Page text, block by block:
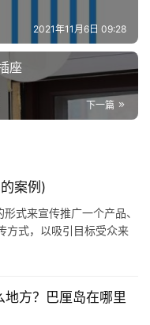
2021年11月6日 09:28
座
下一篇
案例)
式来宣传推广一个产品、
方式，以吸引目标受众来
地方？巴厘岛在哪里